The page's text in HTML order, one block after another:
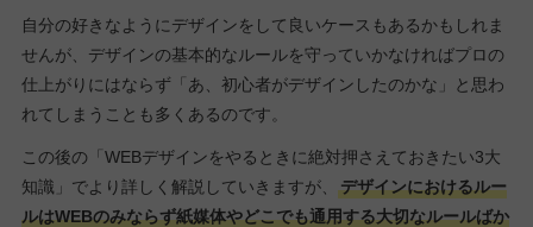
自分の好きなようにデザインをして良いケースもあるかもしれま
せんが、デザインの基本的なルールを守っていかなければプロの
仕上がりにはならず「あ、初心者がデザインしたのかな」と思わ
れてしまうことも多くあるのです。
この後の「WEBデザインをやるときに絶対押さえておきたい3大
知識」でより詳しく解説していきますが、
デザインにおけるルー
ルはWEBのみならず紙媒体やどこでも通用する大切なルールばか